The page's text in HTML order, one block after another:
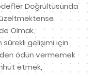
Doğrultusunda
Olmak,
gelişimi için
ödün vermemek
etmek,